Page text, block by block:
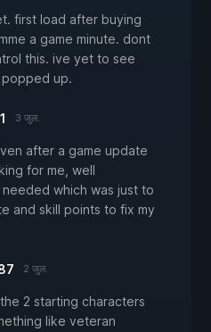
first load after buying
a game minute. dont
this. ive yet to see
popped up.
3 जुल.
after a game update
for me, well
which was just to
and skill points to fix my
2 जुल.
2 starting characters
like veteran